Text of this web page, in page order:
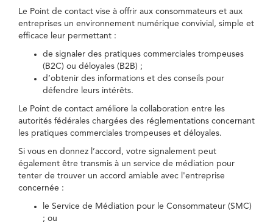
Le Point de contact vise à offrir aux consommateurs et aux
entreprises un environnement numérique convivial, simple et
efficace leur permettant :
de signaler des pratiques commerciales trompeuses
(B2C) ou déloyales (B2B) ;
d’obtenir des informations et des conseils pour
défendre leurs intérêts.
Le Point de contact améliore la collaboration entre les
autorités fédérales chargées des réglementations concernant
les pratiques commerciales trompeuses et déloyales.
Si vous en donnez l’accord, votre signalement peut
également être transmis à un service de médiation pour
tenter de trouver un accord amiable avec l'entreprise
concernée :
le Service de Médiation pour le Consommateur (SMC)
; ou